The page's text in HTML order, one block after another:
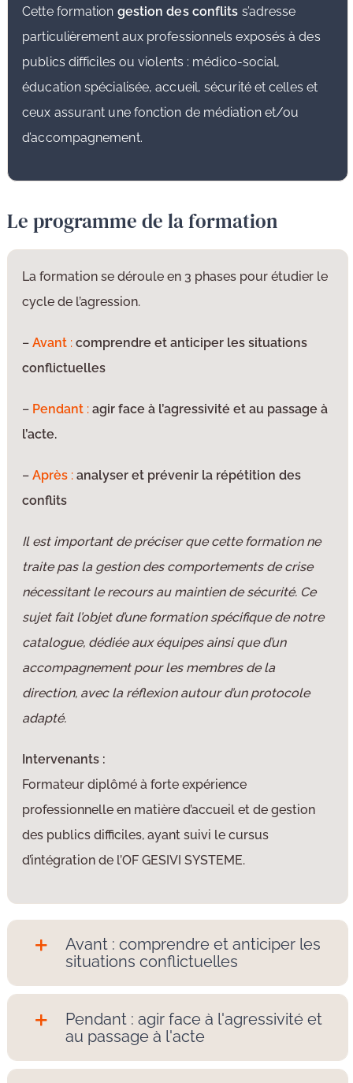
Cette formation gestion des conflits s’adresse
particulièrement aux professionnels exposés à des
publics difficiles ou violents : médico-social,
éducation spécialisée, accueil, sécurité et celles et
ceux assurant une fonction de médiation et/ou
d’accompagnement.
Le programme de la formation
La formation se déroule en 3 phases pour étudier le
cycle de l’agression.
–Avant : comprendre et anticiper les situations
conflictuelles
– Pendant : agir face à l’agressivité et au passage à
l’acte.
–Après : analyser et prévenir la répétition des
conflits
Il est important de préciser que cette formation ne
traite pas la gestion des comportements de crise
nécessitant le recours au maintien de sécurité. Ce
sujet fait l’objet d’une formation spécifique de notre
catalogue, dédiée aux équipes ainsi que d’un
accompagnement pour les membres de la
direction, avec la réflexion autour d’un protocole
adapté.
Intervenants :
Formateur diplômé à forte expérience
professionnelle en matière d’accueil et de gestion
des publics difficiles, ayant suivi le cursus
d’intégration de l’OF GESIVI SYSTEME.
Avant : comprendre et anticiper les
situations conflictuelles
Pendant : agir face à l'agressivité et
au passage à l'acte